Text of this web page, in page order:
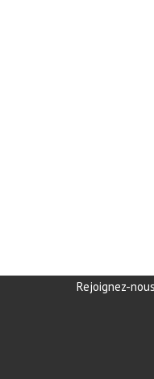
Rejoignez-